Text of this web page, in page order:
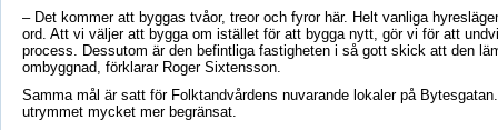
– Det kommer att byggas tvåor, treor och fyror här. Helt vanliga
ord. Att vi väljer att bygga om istället för att bygga nytt, gör vi för att
process. Dessutom är den befintliga fastigheten i så gott skick att den
ombyggnad, förklarar Roger Sixtensson.
Samma mål är satt för Folktandvårdens nuvarande lokaler på
utrymmet mycket mer begränsat.